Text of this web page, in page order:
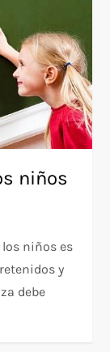
niños
niños es
y
debe